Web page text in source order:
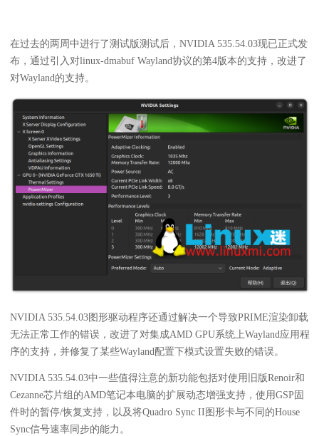
在过去的两周中进行了测试版测试后，NVIDIA 535.54.03现已正式发
布，通过引入对linux-dmabuf Wayland协议的第4版本的支持，改进了
对Wayland的支持。
NVIDIA 535.54.03图形驱动程序还通过解决一个导致PRIME渲染卸载
无法正常工作的错误，改进了对集成AMD GPU系统上Wayland应用程
序的支持，并修复了某些Wayland配置下模式设置失败的错误。
NVIDIA 535.54.03中一些值得注意的新功能包括对使用旧版Renoir和
Cezanne芯片组的AMD笔记本电脑的扩展动态增强支持，使用GSP固
件时的暂停/恢复支持，以及将Quadro Sync II图形卡与不同的House
Sync信号速率同步的能力。